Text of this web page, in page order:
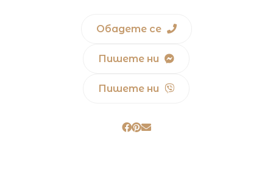
Обадете се
Пишете ни
Пишете ни